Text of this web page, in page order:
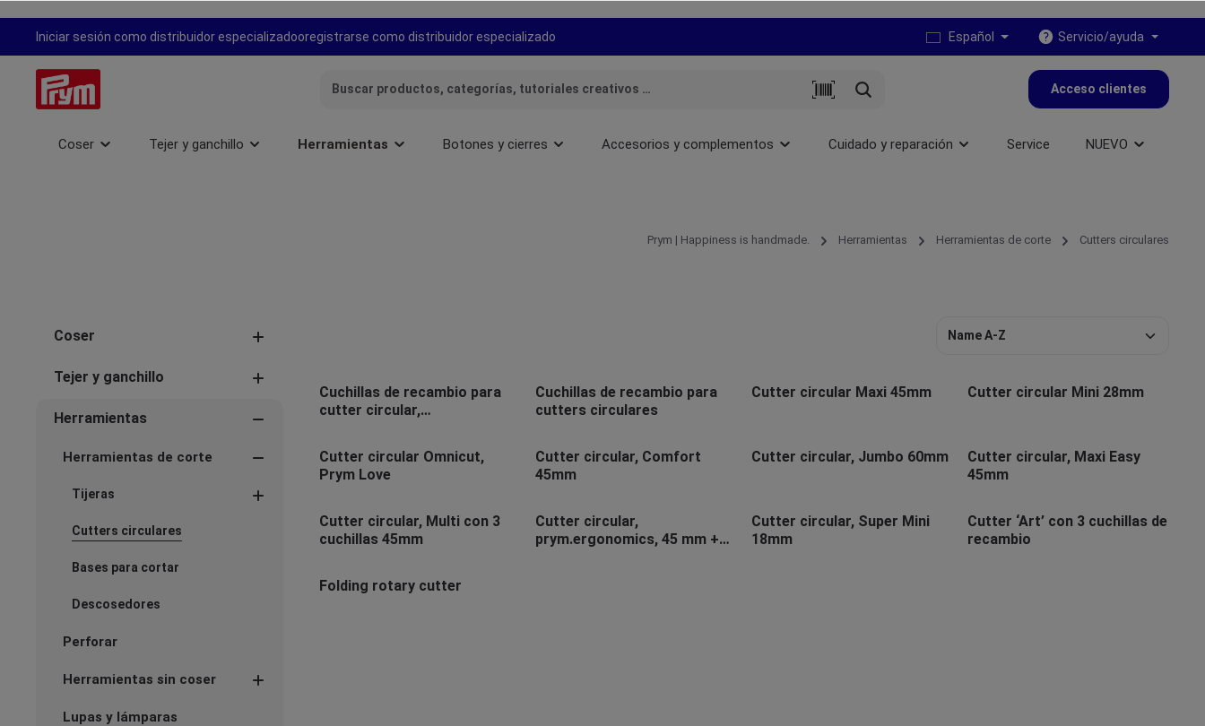
Saltar a la navegación principal
Iniciar sesión como distribuidor especializadooregistrarse como distribuidor especializado Español Servicio/ayuda
Acceso clientes
Coser Tejer y ganchillo Herramientas Botones y cierres Accesorios y complementos Cuidado y reparación Service NUEVO
Prym | Happiness is handmade. Herramientas Herramientas de corte Cutters circulares
Coser
Tejer y ganchillo
Herramientas
Herramientas de corte
Tijeras
Cutters circulares
Bases para cortar
Descosedores
Perforar
Herramientas sin coser
Lupas y lámparas
Cuchillas de recambio para
cutter circular,
Cuchillas de recambio para
cutters circulares
Cutter circular Maxi 45mm Cutter circular Mini 28mm
Cutter circular Omnicut,
Prym Love
Cutter circular, Comfort
45mm
Cutter circular, Jumbo 60mm
Cutter circular, Maxi Easy
45mm
Cutter circular, Multi con 3
cuchillas 45mm
Cutter circular,
prym.ergonomics, 45 mm +
Cutter circular, Super Mini
18mm
Cutter ‘Art’ con 3 cuchillas de
recambio
Folding rotary cutter